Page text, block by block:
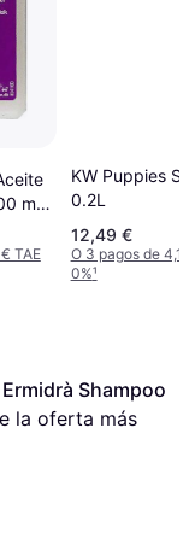
ml
TAE
KW Puppies
0.2L
12,49 €
O 3 pagos de
0%¹
Shampoo
la oferta más